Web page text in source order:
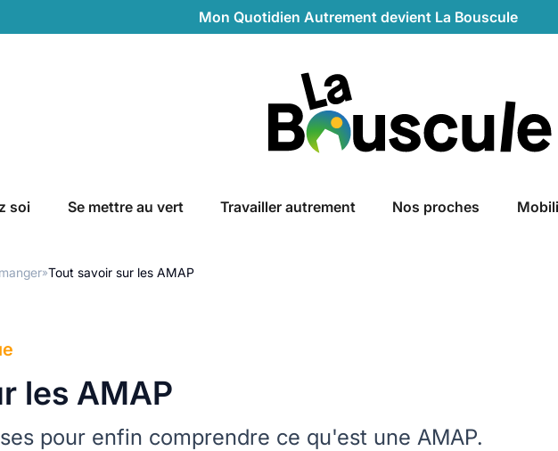
Mon Quotidien Autrement devient La Bouscule
soi Se mettre au vert Travailler autrement Nos proches
»Tout savoir sur les AMAP
les AMAP
pour enfin comprendre ce qu'est une AMAP.